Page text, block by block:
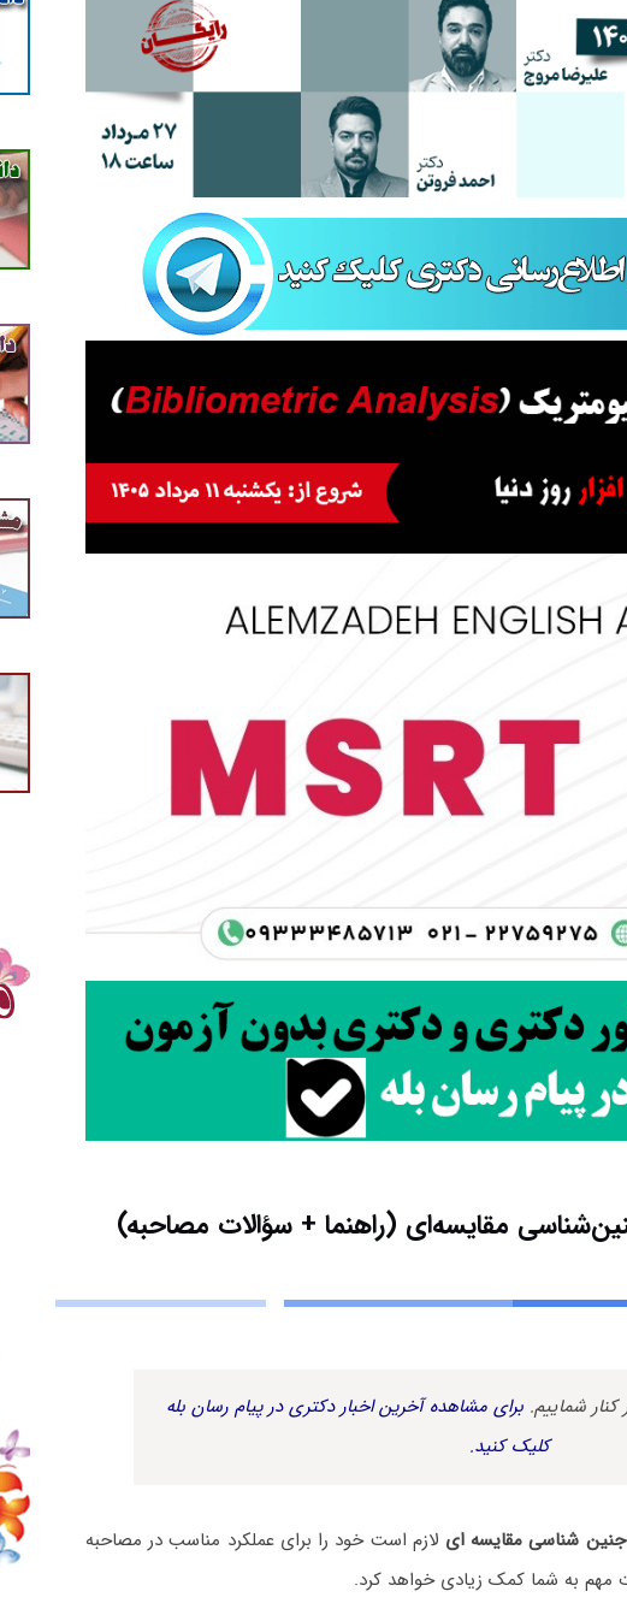
مقایسه‌ای (راهنما + سؤالات مصاحبه)
کنار شماییم. برای مشاهده آخرین اخبار دکتری در پیام رسان بله
کلیک کنید.
‌شناسی مقایسه ‌ای لازم است خود را برای عملکرد مناسب در مصاحبه
مهم به شما کمک زیادی خواهد کرد.